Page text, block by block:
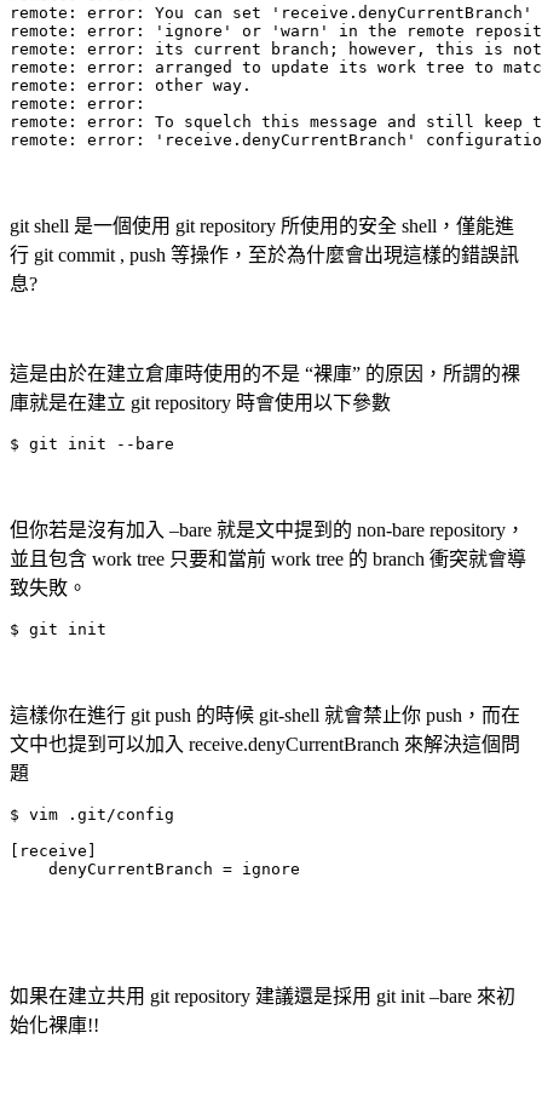
remote: error: You can set
remote: error: 'ignore' or 'warn' in the remote
remote: error: its current branch; however, this is not
remote: error: arranged to update its work tree to
remote: error: other way.
remote: error:
remote: error: To squelch this message and still keep
remote: error: 'receive.denyCurrentBranch'
git shell 是一個使用 git repository 所使用的安全 shell，僅能進
行 git commit , push 等操作，至於為什麼會出現這樣的錯誤訊
息?
這是由於在建立倉庫時使用的不是 “裸庫” 的原因，所謂的裸
庫就是在建立 git repository 時會使用以下參數
$ git init --bare
但你若是沒有加入 –bare 就是文中提到的 non-bare repository，
並且包含 work tree 只要和當前 work tree 的 branch 衝突就會導
致失敗。
$ git init
這樣你在進行 git push 的時候 git-shell 就會禁止你 push，而在
文中也提到可以加入 receive.denyCurrentBranch 來解決這個問
題
$ vim .git/config
[receive]
    denyCurrentBranch = ignore
如果在建立共用 git repository 建議還是採用 git init –bare 來初
始化裸庫!!